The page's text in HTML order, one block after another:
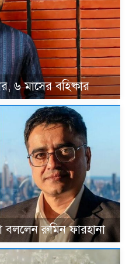
৬ মাসের বহিষ্কার
বললেন রুমিন ফারহানা